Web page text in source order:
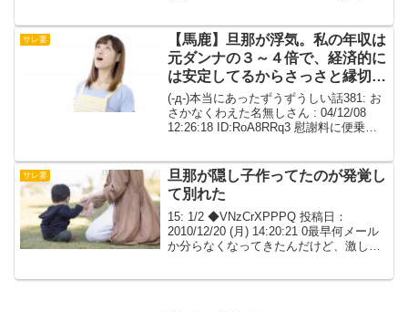
サレ妻
【馬鹿】旦那が浮気。私の年収は
元ダンナの３～４倍で、経済的に
は安定してるからさっさと縁切っ
て新しく人生やり直そうと思った
ら．．．
(-д-)本当にあったずうずうしい話381: お
さかなくわえた名無しさん : 04/12/08
12:26:18 ID:RoA8RRq3 慰謝料に便乗。
合った。 ...
サレ妻
旦那が隠し子作ってたのが発覚し
て別れた
15: 1/2 ◆VNzCrXPPPQ 投稿日：
2010/12/20 (月) 14:20:21 0最早何メール
か分らなくなってきたんだけど、激しく